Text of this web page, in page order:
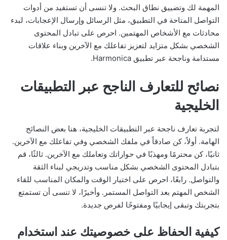
المهمة لك وتضييق نطاق البحث. ولا تنسى أن تستفيد من أدوات
التواصل المتاحة في التطبيق، مثل الرسائل وإرسال الإعجابات، لبدء
محادثات مع الأشخاص المهتمين. احرص على تبادل المحتوى
الشخصي بشكل متزايد لتعزيز تفاعلك مع الآخرين وبناء علاقات
مستدامة وناجحة عبر تطبيق Harmonica.
نصائح للتعارف الناجح عبر التطبيقات
الخليجية
لتجربة تعارف ناجحة عبر التطبيقات الخليجية، هنا بعض النصائح
الهامة. أولاً، كن صادقاً في ملفك الشخصي وفي تفاعلك مع الآخرين.
ثانيًا، كن محترمًا ومهذبًا في حواراتك وتعاملك مع الآخرين. ثالثًا، قم
بتبادل المحتوى الشخصي بشكل مناسب وتدريجي لبناء الثقة
والتواصل. رابعًا، احرص على اختيار الوقت والمكان المناسب للقاء
الشخص المهتم بعد التواصل المستمر. وأخيرًا، لا تنسى أن تستمتع
بتجربتك وتبقى إيجابيًا ومفتوحًا لفرص جديدة.
كيفية الحفاظ على خصوصيتك عند استخدام